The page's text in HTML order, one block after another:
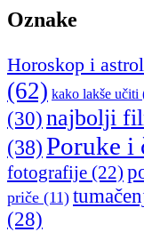
Oznake
Horoskop i
(62) kako lakše učiti
(30) najbolji
(38)Poruke i
fotografije (22)
priče (11)
(28)